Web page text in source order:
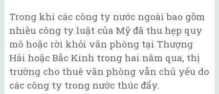
Trong khi các công ty nước ngoài bao gồm
nhiều công ty luật của Mỹ đã thu hẹp quy
mô hoặc rời khỏi văn phòng tại Thượng
Hải hoặc Bắc Kinh trong hai năm qua, thị
trường cho thuê văn phòng vẫn chủ yếu do
các công ty trong nước thúc đẩy.